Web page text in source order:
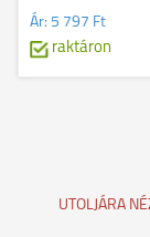
Ár: 5 797 Ft
raktáron
UTOLJÁRA